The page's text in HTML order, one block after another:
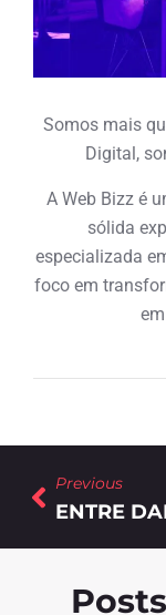
Somos mais
Digital,
A Web Bizz é
sólida
especializada
foco em
Previous